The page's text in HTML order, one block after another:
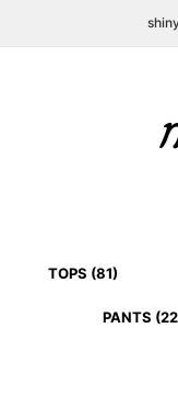
TOPS (81)
PANTS